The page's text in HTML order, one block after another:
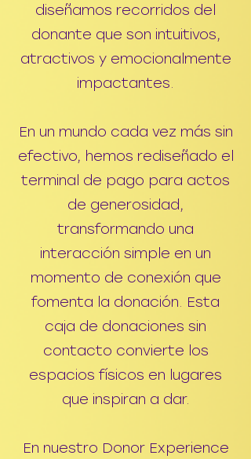
diseñamos recorridos del
donante que son intuitivos,
atractivos y emocionalmente
impactantes.
En un mundo cada vez más sin
efectivo, hemos rediseñado el
terminal de pago para actos
de generosidad,
transformando una
interacción simple en un
momento de conexión que
fomenta la donación. Esta
caja de donaciones sin
contacto convierte los
espacios físicos en lugares
que inspiran a dar.
En nuestro Donor Experience